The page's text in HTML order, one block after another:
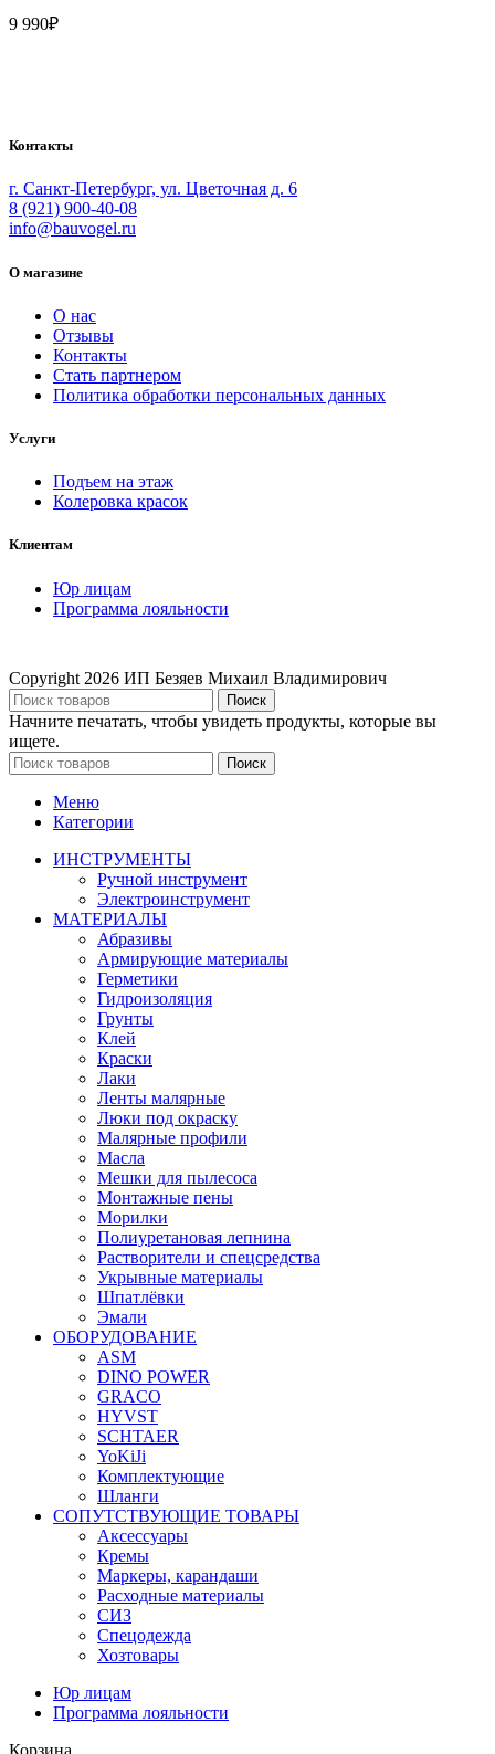
9 990₽
Контакты
г. Санкт-Петербург, ул. Цветочная д. 6
8 (921) 900-40-08
info@bauvogel.ru
О магазине
О нас
Отзывы
Контакты
Стать партнером
Политика обработки персональных данных
Услуги
Подъем на этаж
Колеровка красок
Клиентам
Юр лицам
Программа лояльности
Copyright 2026 ИП Безяев Михаил Владимирович
Поиск
Начните печатать, чтобы увидеть продукты, которые вы
ищете.
Поиск
Меню
Категории
ИНСТРУМЕНТЫ
Ручной инструмент
Электроинструмент
МАТЕРИАЛЫ
Абразивы
Армирующие материалы
Герметики
Гидроизоляция
Грунты
Клей
Краски
Лаки
Ленты малярные
Люки под окраску
Малярные профили
Масла
Мешки для пылесоса
Монтажные пены
Морилки
Полиуретановая лепнина
Растворители и спецсредства
Укрывные материалы
Шпатлёвки
Эмали
ОБОРУДОВАНИЕ
ASM
DINO POWER
GRACO
HYVST
SCHTAER
YoKiJi
Комплектующие
Шланги
СОПУТСТВУЮЩИЕ ТОВАРЫ
Аксессуары
Кремы
Маркеры, карандаши
Расходные материалы
СИЗ
Спецодежда
Хозтовары
Юр лицам
Программа лояльности
Корзина